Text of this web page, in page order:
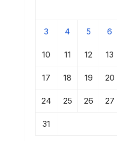
3 4 5 6
10 11 12 13
17 18 19 20
24 25 26 27
31